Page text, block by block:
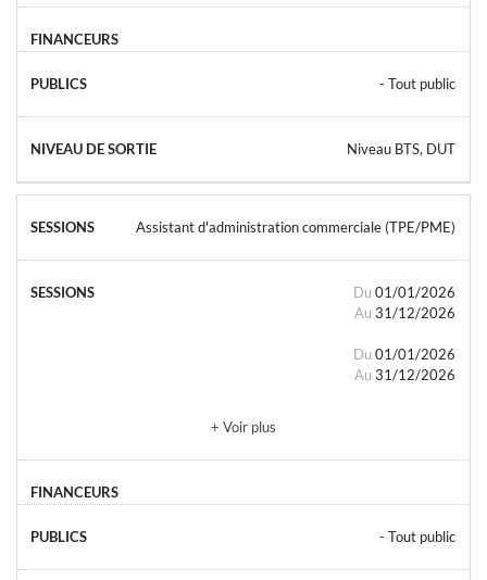
- Tout public
Niveau BTS, DUT
Assistant d'administration commerciale (TPE/PME)
Du 01/01/2026
Au 31/12/2026
Du 01/01/2026
Au 31/12/2026
+ Voir plus
- Tout public